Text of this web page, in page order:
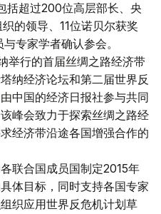
括超过200位高层部长、央
的领导、11位诺贝尔获奖
与专家学者确认参会。
举行的首届丝绸之路经济带
纳经济论坛和第二届世界反
中国的经济日报社参与共同
峰会致力于探索丝绸之路经
经济带沿途各国增强合作的
联合国成员国制定2015年
体目标，同时支持各国专家
织应用世界反危机计划草